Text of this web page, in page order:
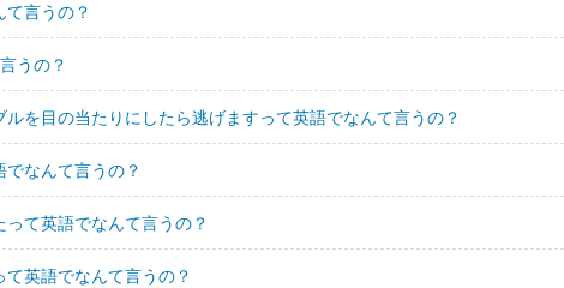
て言うの？
うの？
を目の当たりにしたら逃げますって英語でなんて言うの？
でなんて言うの？
て英語でなんて言うの？
て英語でなんて言うの？